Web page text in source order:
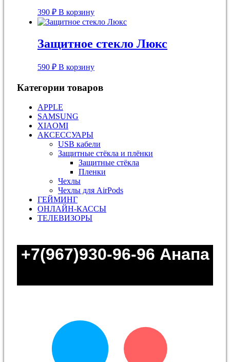
390 ₽ В корзину
Защитное стекло Люкс
590 ₽ В корзину
Категории товаров
APPLE
SAMSUNG
XIAOMI
АКСЕССУАРЫ
USB кабели
Защитные стёкла и плёнки
Защитные стёкла
Пленки
Чехлы
Чехлы для AirPods
ГЕЙМИНГ
ОНЛАЙН-КАССЫ
ТЕЛЕВИЗОРЫ
+7(967)930-96-96 Анапа